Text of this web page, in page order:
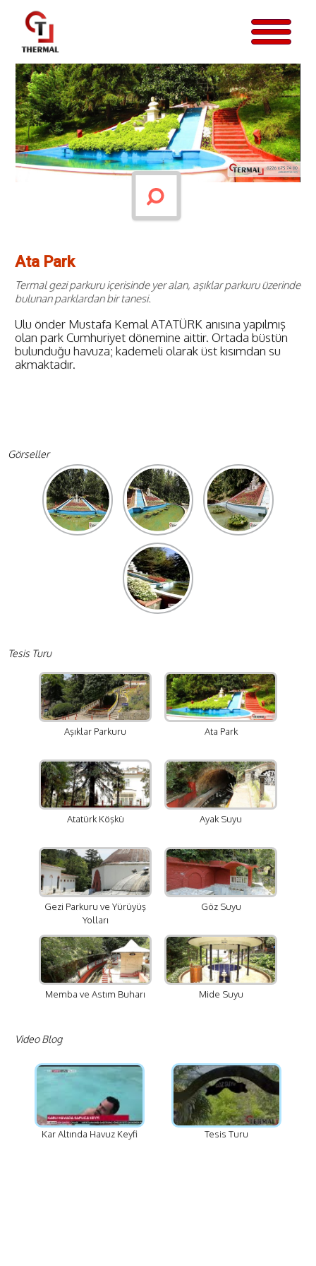
Ata Park
Termal gezi parkuru içerisinde yer alan, aşıklar parkuru üzerinde
bulunan parklardan bir tanesi.
Ulu önder Mustafa Kemal ATATÜRK anısına yapılmış
olan park Cumhuriyet dönemine aittir. Ortada büstün
bulunduğu havuza; kademeli olarak üst kısımdan su
akmaktadır.
Görseller
Tesis Turu
Aşıklar Parkuru Ata Park
Atatürk Köşkü Ayak Suyu
Gezi Parkuru ve Yürüyüş
Yolları
Göz Suyu
Memba ve Astım Buharı Mide Suyu
Video Blog
Kar Altında Havuz Keyfi Tesis Turu